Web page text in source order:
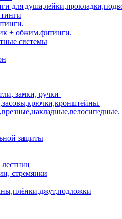
для
+ обжим.фитинги.
системы
замки, ручки
защиты
стремянки